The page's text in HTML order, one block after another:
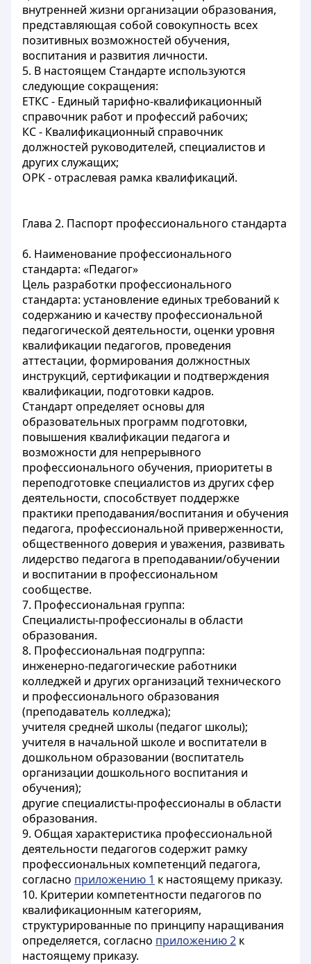
внутренней жизни организации образования,
представляющая собой совокупность всех
позитивных возможностей обучения,
воспитания и развития личности.
5. В настоящем Стандарте используются
следующие сокращения:
ЕТКС - Единый тарифно-квалификационный
справочник работ и профессий рабочих;
КС - Квалификационный справочник
должностей руководителей, специалистов и
других служащих;
ОРК - отраслевая рамка квалификаций.
Глава 2. Паспорт профессионального стандарта
6. Наименование профессионального
стандарта: «Педагог»
Цель разработки профессионального
стандарта: установление единых требований к
содержанию и качеству профессиональной
педагогической деятельности, оценки уровня
квалификации педагогов, проведения
аттестации, формирования должностных
инструкций, сертификации и подтверждения
квалификации, подготовки кадров.
Стандарт определяет основы для
образовательных программ подготовки,
повышения квалификации педагога и
возможности для непрерывного
профессионального обучения, приоритеты в
переподготовке специалистов из других сфер
деятельности, способствует поддержке
практики преподавания/воспитания и обучения
педагога, профессиональной приверженности,
общественного доверия и уважения, развивать
лидерство педагога в преподавании/обучении
и воспитании в профессиональном
сообществе.
7. Профессиональная группа:
Специалисты-профессионалы в области
образования.
8. Профессиональная подгруппа:
инженерно-педагогические работники
колледжей и других организаций технического
и профессионального образования
(преподаватель колледжа);
учителя средней школы (педагог школы);
учителя в начальной школе и воспитатели в
дошкольном образовании (воспитатель
организации дошкольного воспитания и
обучения);
другие специалисты-профессионалы в области
образования.
9. Общая характеристика профессиональной
деятельности педагогов содержит рамку
профессиональных компетенций педагога,
согласно приложению 1 к настоящему приказу.
10. Критерии компетентности педагогов по
квалификационным категориям,
структурированные по принципу наращивания
определяется, согласно приложению 2 к
настоящему приказу.